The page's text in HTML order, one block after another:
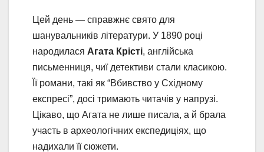
Цей день — справжнє свято для
шанувальників літератури. У 1890 році
народилася Агата Крісті, англійська
письменниця, чиї детективи стали класикою.
Її романи, такі як “Вбивство у Східному
експресі”, досі тримають читачів у напрузі.
Цікаво, що Агата не лише писала, а й брала
участь в археологічних експедиціях, що
надихали її сюжети.